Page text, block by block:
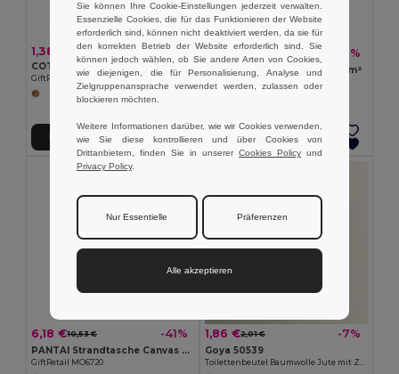
1,38 €
COTTONEL ++ Baumwoll-Einkaufstasche
GiftRetail MO9845
In den Warenkorb
1,31 € -17%
ZEVRA Einkaufstasche 140g/m²
GiftRetail MO6437
In den Warenkorb
6,18 €10,53 € -41%
PANTAI Strandtasche Canvas 280 g/m²
GiftRetail MO6720
1,86 €2,01 € -7%
Goya 50539
Sie können Ihre Cookie-Einstellungen jederzeit verwalten.
Essenzielle Cookies, die für das Funktionieren der Website
erforderlich sind, können nicht deaktiviert werden, da sie für
den korrekten Betrieb der Website erforderlich sind. Sie
können jedoch wählen, ob Sie andere Arten von Cookies,
wie diejenigen, die für Personalisierung, Analyse und
Zielgruppenansprache verwendet werden, zulassen oder
blockieren möchten.
Weitere Informationen darüber, wie wir Cookies verwenden,
wie Sie diese kontrollieren und über Cookies von
Drittanbietern, finden Sie in unserer Cookies Policy und
Privacy Policy.
Nur Essentielle Präferenzen
Alle akzeptieren